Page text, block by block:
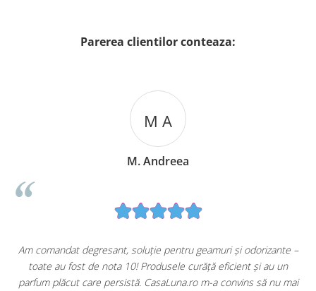
Parerea clientilor conteaza:
M A
M. Andreea
Am comandat degresant, soluție pentru geamuri și odorizante –
toate au fost de nota 10! Produsele curăță eficient și au un
parfum plăcut care persistă. CasaLuna.ro m-a convins să nu mai